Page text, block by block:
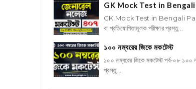
GK Mock Test in
GK Mock Test in Bengali Part-
বা প্রতিযোগিতামূলক পরীক্ষার প্রস্তু...
১০০ নম্বরের জিকে মকটেস্ট
১০০ নম্বরের জিকে মকটেস্ট পর্ব-০৮ ১০০
প্রস্তু...